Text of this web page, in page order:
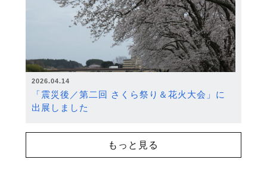
2026.04.14
「震災後／第二回 さくら祭り＆花火大会」に
出展しました
もっと見る